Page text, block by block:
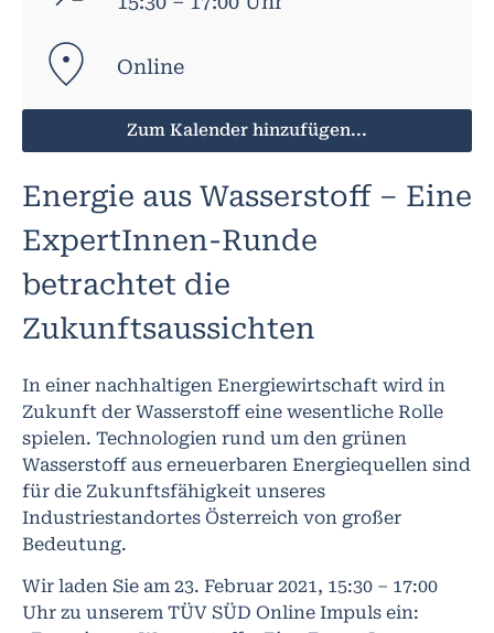
Online
Zum Kalender hinzufügen...
Energie aus Wasserstoff – Eine
ExpertInnen-Runde
betrachtet die
Zukunftsaussichten
In einer nachhaltigen Energiewirtschaft wird in
Zukunft der Wasserstoff eine wesentliche Rolle
spielen. Technologien rund um den grünen
Wasserstoff aus erneuerbaren Energiequellen sind
für die Zukunftsfähigkeit unseres
Industriestandortes Österreich von großer
Bedeutung.
Wir laden Sie am 23. Februar 2021, 15:30 – 17:00
Uhr zu unserem TÜV SÜD Online Impuls ein: